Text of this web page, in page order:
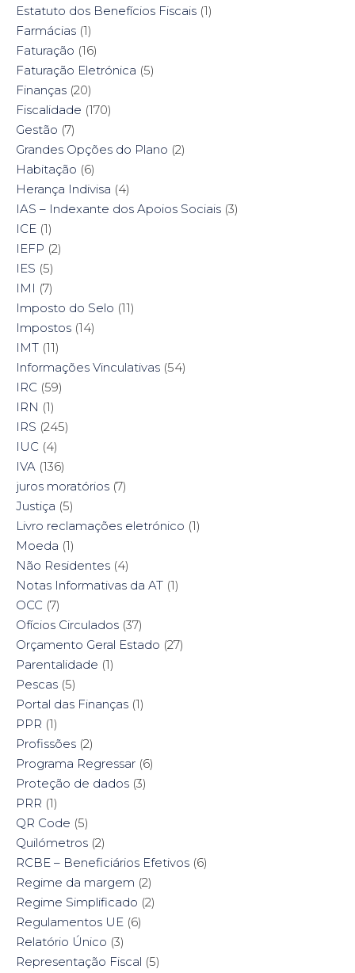
Estatuto dos Benefícios Fiscais (1)
Farmácias (1)
Faturação (16)
Faturação Eletrónica (5)
Finanças (20)
Fiscalidade (170)
Gestão (7)
Grandes Opções do Plano (2)
Habitação (6)
Herança Indivisa (4)
IAS – Indexante dos Apoios Sociais (3)
ICE (1)
IEFP (2)
IES (5)
IMI (7)
Imposto do Selo (11)
Impostos (14)
IMT (11)
Informações Vinculativas (54)
IRC (59)
IRN (1)
IRS (245)
IUC (4)
IVA (136)
juros moratórios (7)
Justiça (5)
Livro reclamações eletrónico (1)
Moeda (1)
Não Residentes (4)
Notas Informativas da AT (1)
OCC (7)
Ofícios Circulados (37)
Orçamento Geral Estado (27)
Parentalidade (1)
Pescas (5)
Portal das Finanças (1)
PPR (1)
Profissões (2)
Programa Regressar (6)
Proteção de dados (3)
PRR (1)
QR Code (5)
Quilómetros (2)
RCBE – Beneficiários Efetivos (6)
Regime da margem (2)
Regime Simplificado (2)
Regulamentos UE (6)
Relatório Único (3)
Representação Fiscal (5)